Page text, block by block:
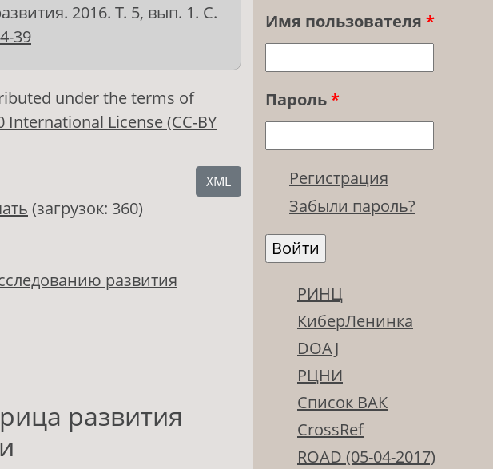
2016. Т. 5, вып. 1. С.
39
under the terms of
License (CC-BY
XML
(загрузок: 360)
развития
развития
Имя пользователя *
Пароль*
Регистрация
Забыли пароль?
РИНЦ
КиберЛенинка
DOAJ
РЦНИ
Список ВАК
CrossRef
ROAD (05-04-2017)